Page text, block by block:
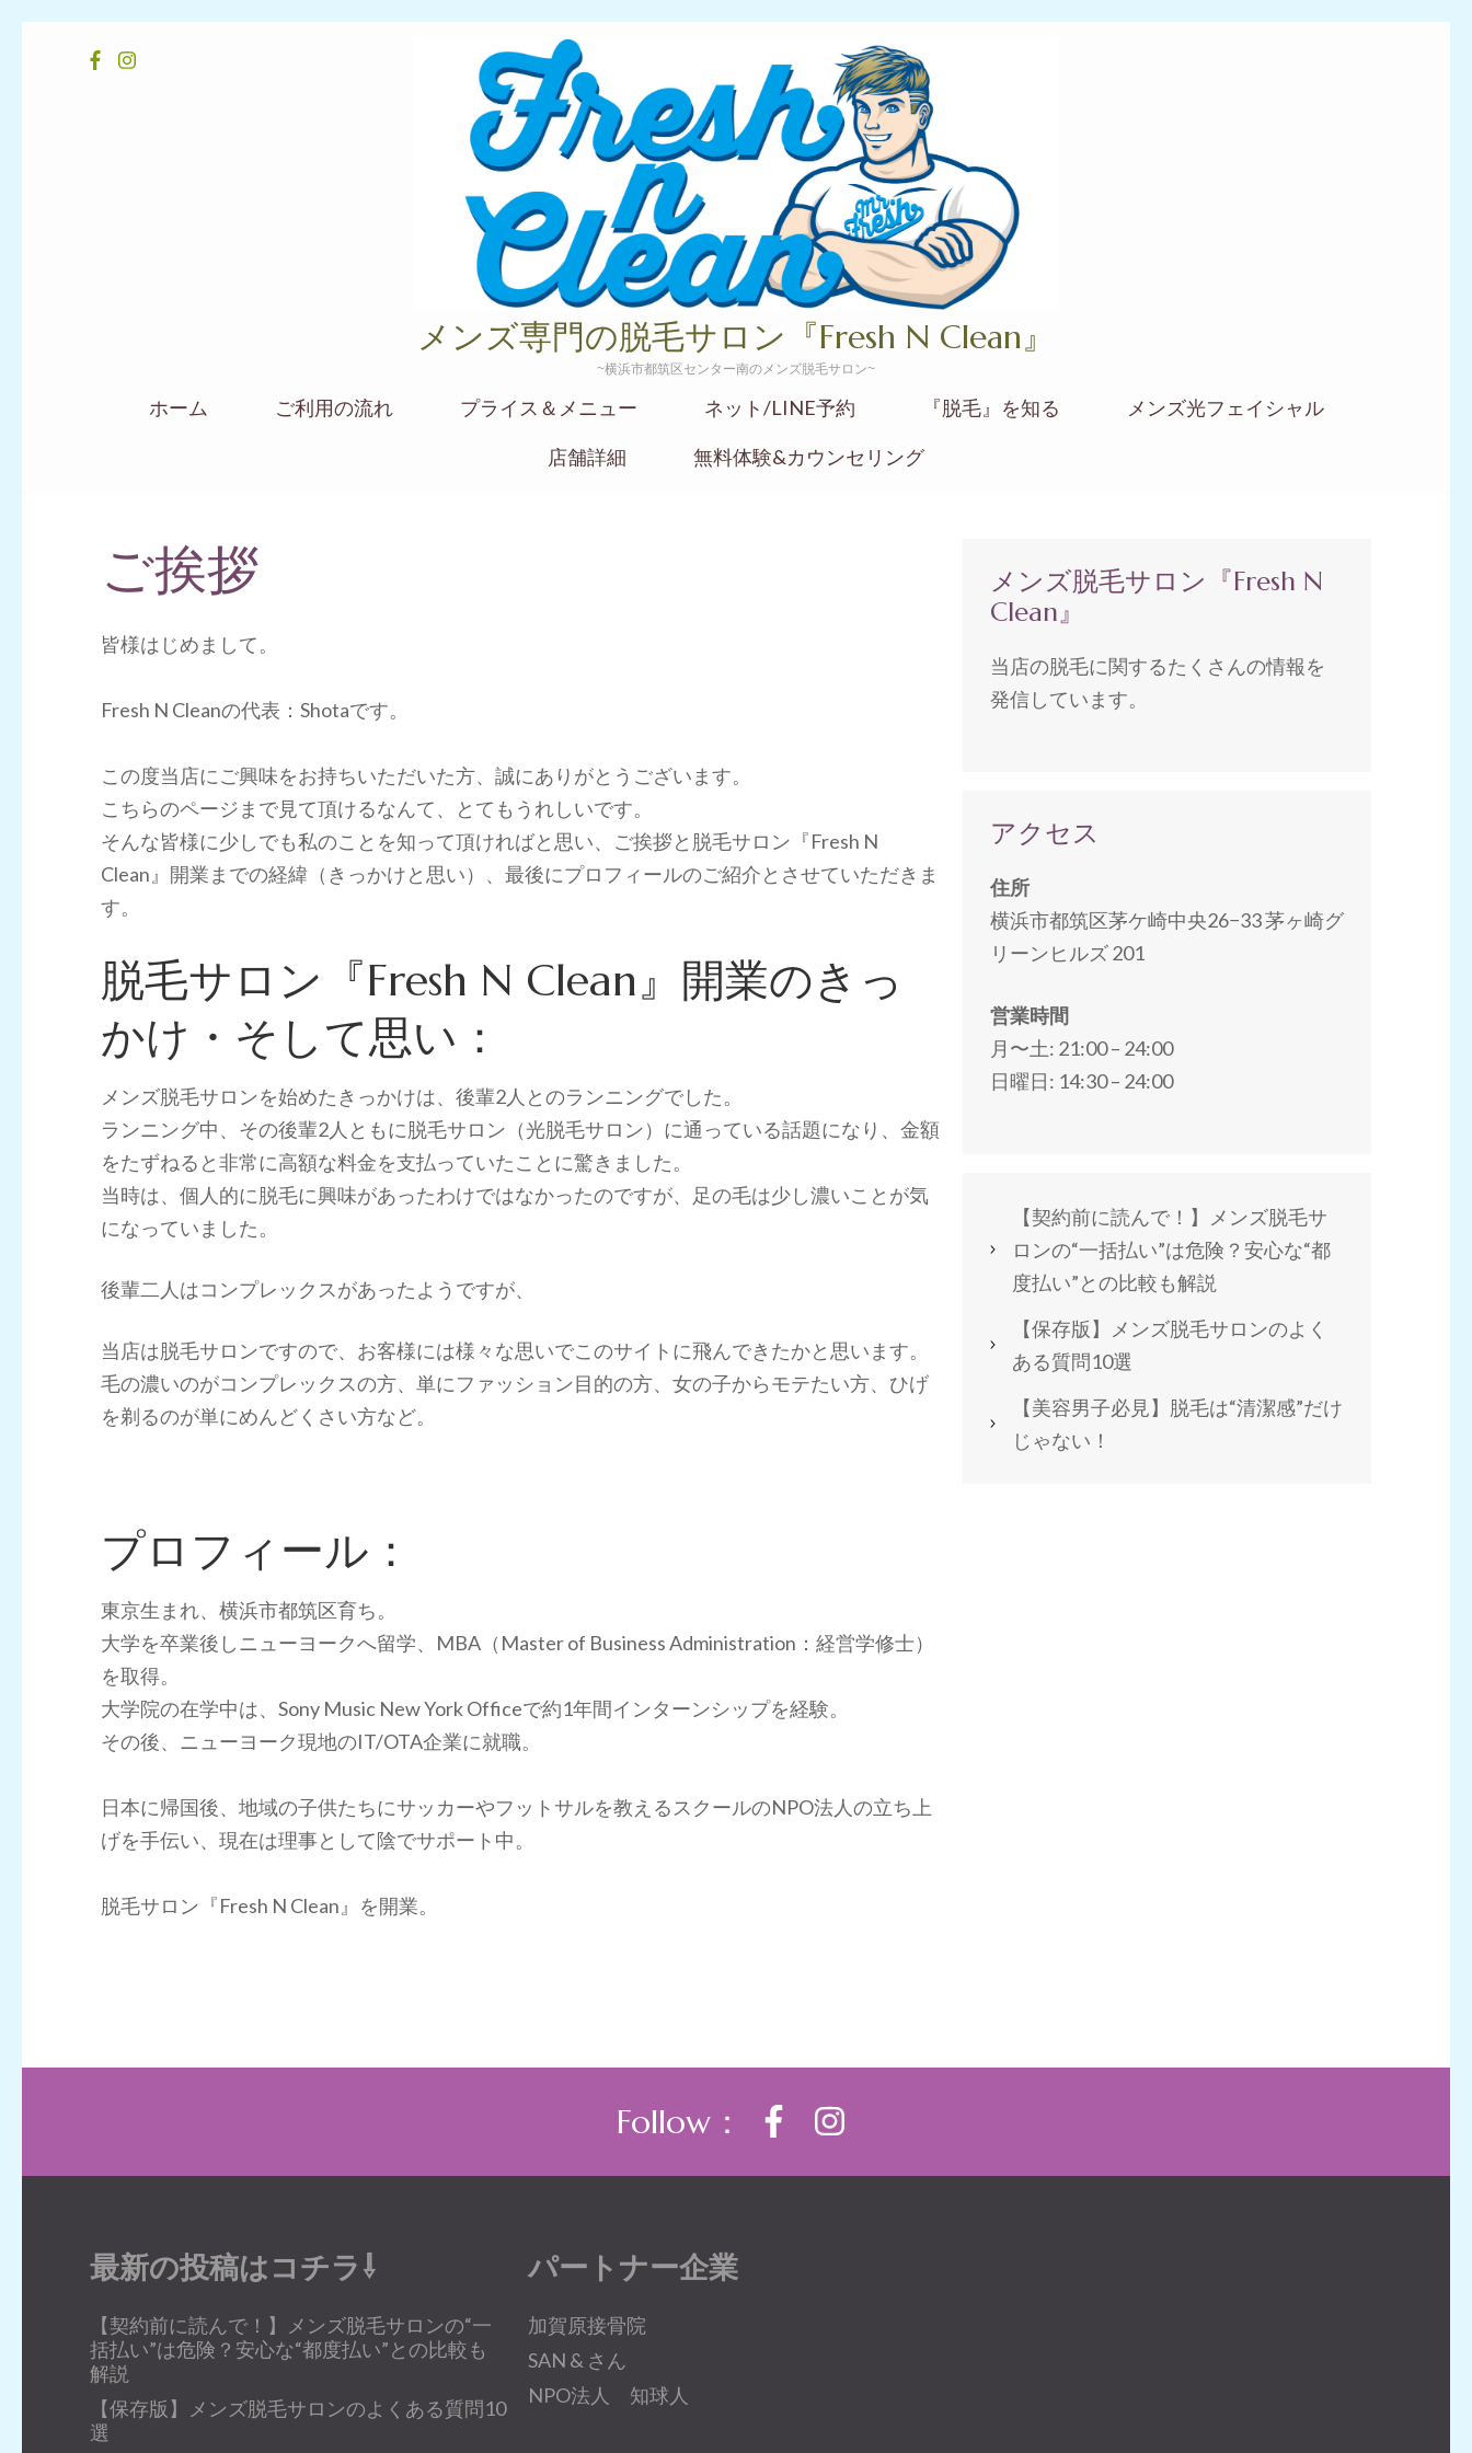
メンズ専門の脱毛サロン『Fresh N Clean』
~横浜市都筑区センター南のメンズ脱毛サロン~
ホーム ご利用の流れ プライス＆メニュー ネット/LINE予約 『脱毛』を知る メンズ光フェイシャル
店舗詳細 無料体験&カウンセリング
ご挨拶
皆様はじめまして。
Fresh N Cleanの代表：Shotaです。
この度当店にご興味をお持ちいただいた方、誠にありがとうございます。
こちらのページまで見て頂けるなんて、とてもうれしいです。
そんな皆様に少しでも私のことを知って頂ければと思い、ご挨拶と脱毛サロン『Fresh N
Clean』開業までの経緯（きっかけと思い）、最後にプロフィールのご紹介とさせていただきま
す。
脱毛サロン『Fresh N Clean』開業のきっ
かけ・そして思い：
メンズ脱毛サロンを始めたきっかけは、後輩2人とのランニングでした。
ランニング中、その後輩2人ともに脱毛サロン（光脱毛サロン）に通っている話題になり、金額
をたずねると非常に高額な料金を支払っていたことに驚きました。
当時は、個人的に脱毛に興味があったわけではなかったのですが、足の毛は少し濃いことが気
になっていました。
後輩二人はコンプレックスがあったようですが、
当店は脱毛サロンですので、お客様には様々な思いでこのサイトに飛んできたかと思います。
毛の濃いのがコンプレックスの方、単にファッション目的の方、女の子からモテたい方、ひげ
を剃るのが単にめんどくさい方など。
プロフィール：
東京生まれ、横浜市都筑区育ち。
大学を卒業後しニューヨークへ留学、MBA（Master of Business Administration：経営学修士）
を取得。
大学院の在学中は、Sony Music New York Officeで約1年間インターンシップを経験。
その後、ニューヨーク現地のIT/OTA企業に就職。
日本に帰国後、地域の子供たちにサッカーやフットサルを教えるスクールのNPO法人の立ち上
げを手伝い、現在は理事として陰でサポート中。
脱毛サロン『Fresh N Clean』を開業。
メンズ脱毛サロン『Fresh N
Clean』
当店の脱毛に関するたくさんの情報を
発信しています。
アクセス
住所
横浜市都筑区茅ケ崎中央26−33 茅ヶ崎グ
リーンヒルズ 201
営業時間
月〜土: 21:00 – 24:00
日曜日: 14:30 – 24:00
【契約前に読んで！】メンズ脱毛サ
ロンの“一括払い”は危険？安心な“都
度払い”との比較も解説
【保存版】メンズ脱毛サロンのよく
ある質問10選
【美容男子必見】脱毛は“清潔感”だけ
じゃない！
Follow：
最新の投稿はコチラ⇩
【契約前に読んで！】メンズ脱毛サロンの“一
括払い”は危険？安心な“都度払い”との比較も
解説
【保存版】メンズ脱毛サロンのよくある質問10
選
パートナー企業
加賀原接骨院
SAN & さん
NPO法人 知球人